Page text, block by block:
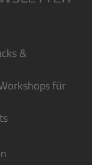
&
für